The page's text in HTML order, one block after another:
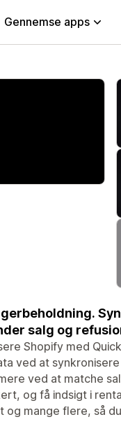
Gennemse apps
salg og
Shopify med
ved at
ved at matche
og få indsigt i
og mange flere, så